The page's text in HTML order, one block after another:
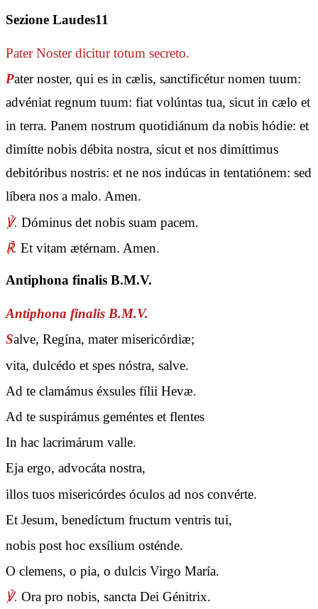
Sezione Laudes11
Pater Nosterdicitur totum secreto.
Pater noster, qui es in cælis, sanctificétur nomen tuum:
advéniat regnum tuum: fiat volúntas tua, sicut in cælo et
in terra. Panem nostrum quotidiánum da nobis hódie: et
dimítte nobis débita nostra, sicut et nos dimíttimus
debitóribus nostris: et ne nos indúcas in tentatiónem: sed
líbera nos a malo. Amen.
℣. Dóminus det nobis suam pacem.
℟. Et vitam ætérnam. Amen.
Antiphona finalis B.M.V.
Antiphona finalis B.M.V.
Salve, Regína, mater misericórdiæ;
vita, dulcédo et spes nóstra, salve.
Ad te clamámus éxsules fílii Hevæ.
Ad te suspirámus geméntes et flentes
In hac lacrimárum valle.
Eja ergo, advocáta nostra,
illos tuos misericórdes óculos ad nos convérte.
Et Jesum, benedíctum fructum ventris tui,
nobis post hoc exsílium osténde.
O clemens, o pia, o dulcis Virgo María.
℣. Ora pro nobis, sancta Dei Génitrix.